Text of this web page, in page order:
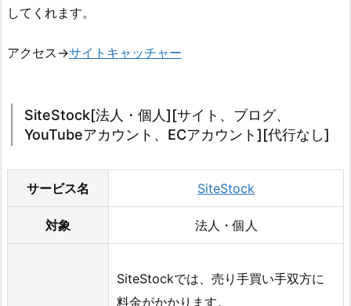
してくれます。
アクセス→サイトキャッチャー
SiteStock[法人・個人][サイト、ブログ、
YouTubeアカウント、ECアカウント][代行なし]
サービス名 SiteStock
対象 法人・個人
SiteStockでは、売り手買い手双方に
料金がかかります。